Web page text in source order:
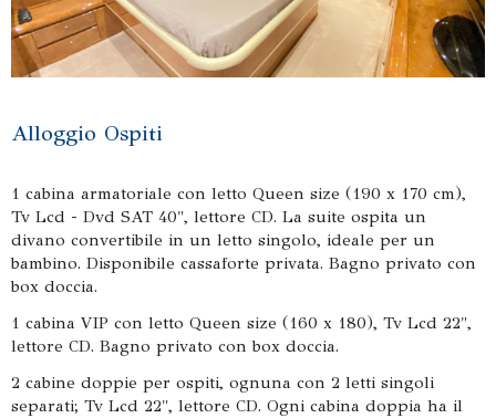
Alloggio Ospiti
1 cabina armatoriale con letto Queen size (190 x 170 cm),
Tv Lcd - Dvd SAT 40", lettore CD. La suite ospita un
divano convertibile in un letto singolo, ideale per un
bambino. Disponibile cassaforte privata. Bagno privato con
box doccia.
1 cabina VIP con letto Queen size (160 x 180), Tv Lcd 22",
lettore CD. Bagno privato con box doccia.
2 cabine doppie per ospiti, ognuna con 2 letti singoli
separati; Tv Lcd 22", lettore CD. Ogni cabina doppia ha il